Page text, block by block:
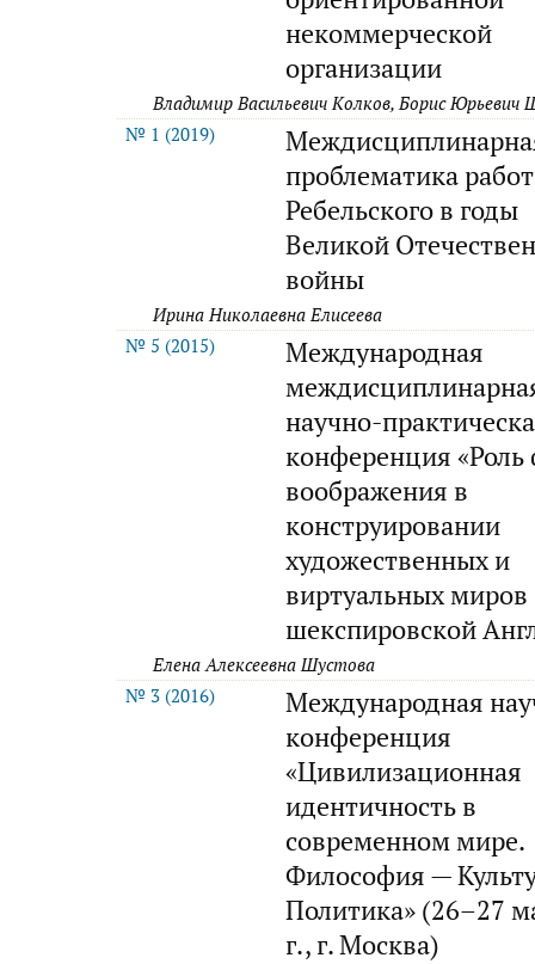
некоммерческой
организации
Владимир Васильевич Колков, Борис Юрьевич
№ 1 (2019)
проблематика
Ребельского в годы
Великой
войны
Ирина Николаевна Елисеева
№ 5 (2015)
Международная
научно-
конференция «Роль
воображения в
конструировании
художественных и
виртуальных миров
шекспировской
Елена Алексеевна Шустова
№ 3 (2016)
Международная
конференция
«Цивилизационная
идентичность в
современном мире.
Философия —
Политика» (26–27
г., г. Москва)